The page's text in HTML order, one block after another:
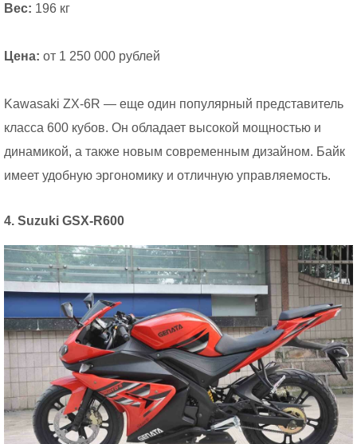
Вес: 196 кг
Цена: от 1 250 000 рублей
Kawasaki ZX-6R — еще один популярный представитель
класса 600 кубов. Он обладает высокой мощностью и
динамикой, а также новым современным дизайном. Байк
имеет удобную эргономику и отличную управляемость.
4. Suzuki GSX-R600